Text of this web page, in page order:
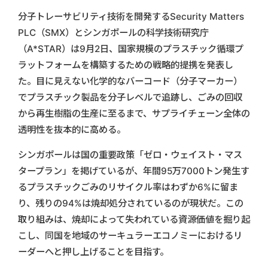
分子トレーサビリティ技術を開発するSecurity Matters
PLC（SMX）とシンガポールの科学技術研究庁
（A*STAR）は9月2日、国家規模のプラスチック循環プ
ラットフォームを構築するための戦略的提携を発表し
た。目に見えない化学的なバーコード（分子マーカー）
でプラスチック製品を分子レベルで追跡し、ごみの回収
から再生樹脂の生産に至るまで、サプライチェーン全体の
透明性を抜本的に高める。
シンガポールは国の重要政策「ゼロ・ウェイスト・マス
タープラン」を掲げているが、年間95万7000トン発生す
るプラスチックごみのリサイクル率はわずか6%に留ま
り、残りの94%は焼却処分されているのが現状だ。この
取り組みは、焼却によって失われている資源価値を掘り起
こし、同国を地域のサーキュラーエコノミーにおけるリ
ーダーへと押し上げることを目指す。